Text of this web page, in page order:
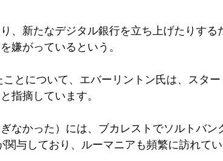
新たなデジタル銀行を立ち上げたりする
嫌がっているという。
とについて、エバーリントン氏は、スタ
指摘しています。
なかった）には、ブカレストでソルトバン
与しており、ルーマニアも頻繁に訪れて